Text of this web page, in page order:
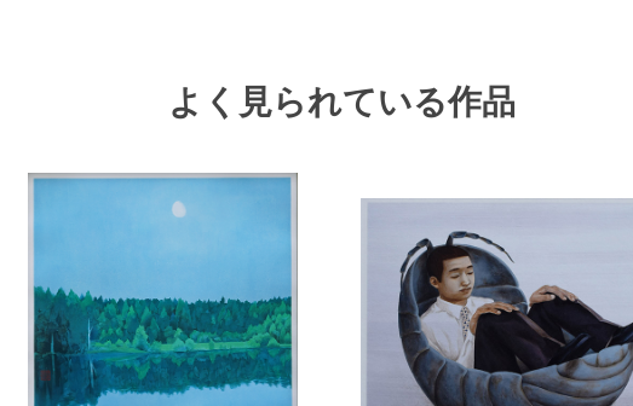
よく見られている作品